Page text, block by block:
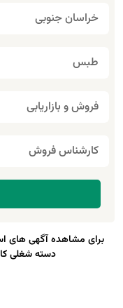
برای مشاهده آگهی های
دسته شغلی